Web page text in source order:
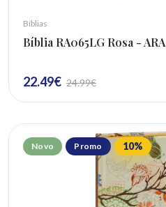
Bíblias
Bíblia RA065LG Rosa - ARA
22.49€ 24.99€
Novo Promo 10%